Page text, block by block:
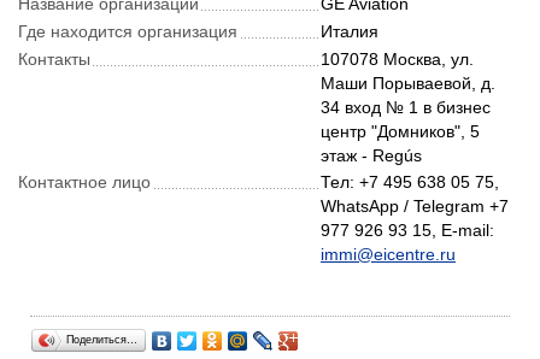
Где находится организация
Италия
Контакты
107078 Москва, ул.
Маши Порываевой, д.
34 вход № 1 в бизнес
центр "Домников", 5
этаж - Regús
Контактное лицо
Тел: +7 495 638 05 75,
WhatsApp / Telegram +7
977 926 93 15, E-mail:
immi@eicentre.ru
Поделиться…